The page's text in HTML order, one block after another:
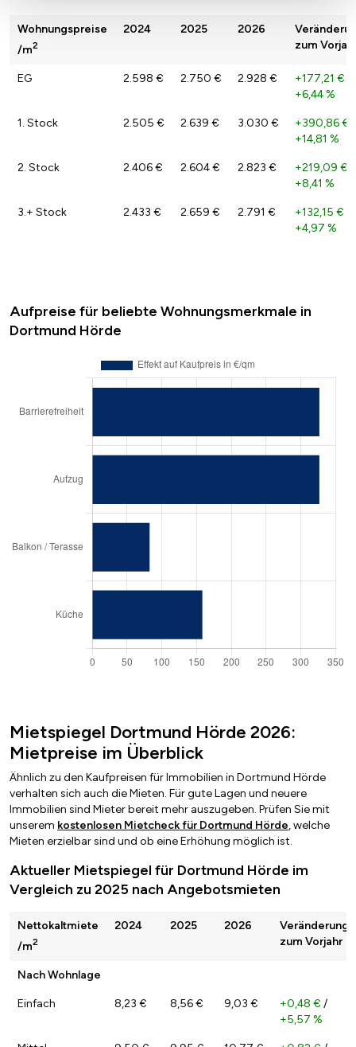
Wohnungspreise
/m2
2024 2025 2026
zum
EG 2.598 € 2.750 € 2.928 € +177,21 €
+6,44 %
1. Stock 2.505 € 2.639 € 3.030 € +390,86 €
+14,81 %
2. Stock 2.406 € 2.604 € 2.823 € +219,09 €
+8,41 %
3.+ Stock 2.433 € 2.659 € 2.791 € +132,15 €
+4,97 %
Aufpreise für beliebte Wohnungsmerkmale in
Dortmund Hörde
Mietspiegel Dortmund Hörde 2026:
Mietpreise im Überblick
Ähnlich zu den Kaufpreisen für Immobilien in Dortmund Hörde
verhalten sich auch die Mieten. Für gute Lagen und neuere
Immobilien sind Mieter bereit mehr auszugeben. Prüfen Sie mit
unserem kostenlosen Mietcheck für Dortmund Hörde, welche
Mieten erzielbar sind und ob eine Erhöhung möglich ist.
Aktueller Mietspiegel für Dortmund Hörde im
Vergleich zu 2025 nach Angebotsmieten
Nettokaltmiete
/m2
2024 2025 2026
Veränderung
zum Vorjahr
Nach Wohnlage
Einfach 8,23 € 8,56 € 9,03 € +0,48 € /
+5,57 %